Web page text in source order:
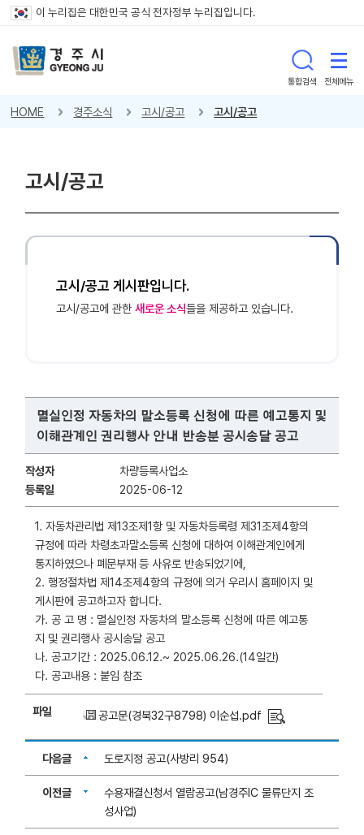
이 누리집은 대한민국 공식 전자정부 누리집입니다.
통합검색 전체메뉴
HOME 경주소식 고시/공고 고시/공고
고시/공고
고시/공고 게시판입니다.
고시/공고에 관한새로운 소식들을 제공하고 있습니다.
멸실인정 자동차의 말소등록 신청에 따른 예고통지 및
이해관계인 권리행사 안내 반송분 공시송달 공고
작성자
차량등록사업소
등록일
2025-06-12
1. 자동차관리법 제13조제1항 및 자동차등록령 제31조제4항의
규정에 따라 차령초과말소등록 신청에 대하여 이해관계인에게
통지하였으나 폐문부재 등 사유로 반송되었기에,
2. 행정절차법 제14조제4항의 규정에 의거 우리시 홈페이지 및
게시판에 공고하고자 합니다.
가. 공 고 명 : 멸실인정 자동차의 말소등록 신청에 따른 예고통
지 및 권리행사 공시송달 공고
나. 공고기간 : 2025.06.12.~ 2025.06.26.(14일간)
다. 공고내용 : 붙임 참조
파일 공고문(경북32구8798) 이순섭.pdf
다음글 도로지정 공고(사방리 954)
이전글
수용재결신청서 열람공고(남경주IC 물류단지 조
성사업)